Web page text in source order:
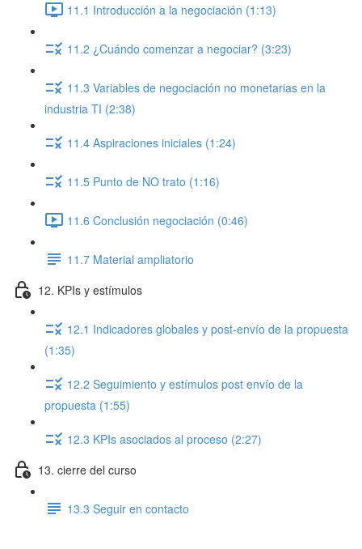
11.1 Introducción a la negociación (1:13)
11.2 ¿Cuándo comenzar a negociar? (3:23)
11.3 Variables de negociación no monetarias en la
industria TI (2:38)
11.4 Aspiraciones iniciales (1:24)
11.5 Punto de NO trato (1:16)
11.6 Conclusión negociación (0:46)
11.7 Material ampliatorio
12. KPIs y estímulos
12.1 Indicadores globales y post-envío de la propuesta
(1:35)
12.2 Seguimiento y estímulos post envío de la
propuesta (1:55)
12.3 KPIs asociados al proceso (2:27)
13. cierre del curso
13.3 Seguir en contacto